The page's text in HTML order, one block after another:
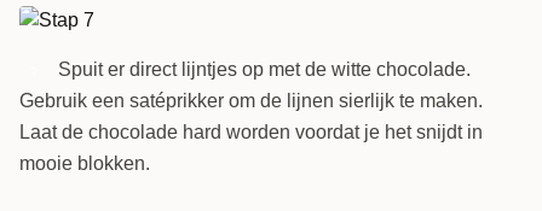
Spuit er direct lijntjes op met de witte chocolade.
Gebruik een satéprikker om de lijnen sierlijk te maken.
Laat de chocolade hard worden voordat je het snijdt in
mooie blokken.